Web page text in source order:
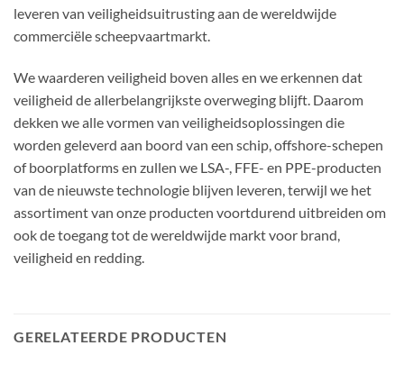
leveren van veiligheidsuitrusting aan de wereldwijde
commerciële scheepvaartmarkt.
We waarderen veiligheid boven alles en we erkennen dat
veiligheid de allerbelangrijkste overweging blijft. Daarom
dekken we alle vormen van veiligheidsoplossingen die
worden geleverd aan boord van een schip, offshore-schepen
of boorplatforms en zullen we LSA-, FFE- en PPE-producten
van de nieuwste technologie blijven leveren, terwijl we het
assortiment van onze producten voortdurend uitbreiden om
ook de toegang tot de wereldwijde markt voor brand,
veiligheid en redding.
GERELATEERDE PRODUCTEN